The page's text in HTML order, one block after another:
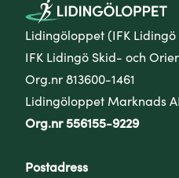
Lidingöloppet (IFK
IFK Lidingö Skid- och
Org.nr 813600-1461
Lidingöloppet Marknads
Org.nr 556155-9229
Postadress